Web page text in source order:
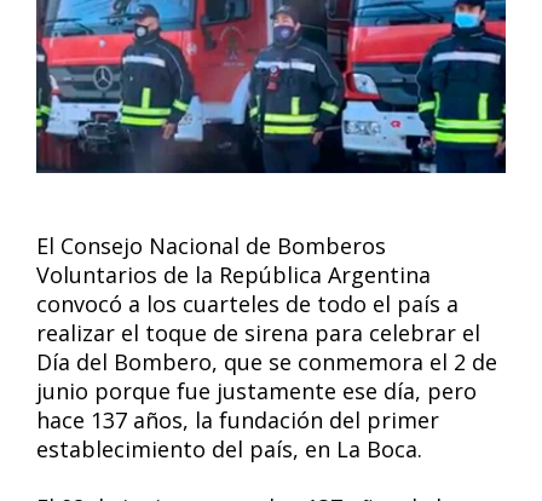
El Consejo Nacional de Bomberos
Voluntarios de la República Argentina
convocó a los cuarteles de todo el país a
realizar el toque de sirena para celebrar el
Día del Bombero, que se conmemora el 2 de
junio porque fue justamente ese día, pero
hace 137 años, la fundación del primer
establecimiento del país, en La Boca.